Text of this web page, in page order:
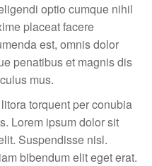
optio cumque nihil
placeat facere
est, omnis dolor
penatibus et magnis dis
mus.
torquent per conubia
Lorem ipsum dolor sit
Suspendisse nisl.
bibendum elit eget erat.